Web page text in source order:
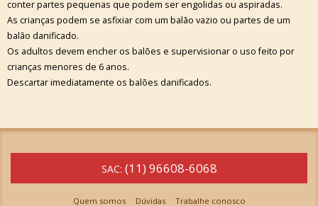
conter partes pequenas que podem ser engolidas ou aspiradas.
As crianças podem se asfixiar com um balão vazio ou partes de um
balão danificado.
Os adultos devem encher os balões e supervisionar o uso feito por
crianças menores de 6 anos.
Descartar imediatamente os balões danificados.
SAC: (11) 96608-6068
Quem somos Dúvidas Trabalhe conosco